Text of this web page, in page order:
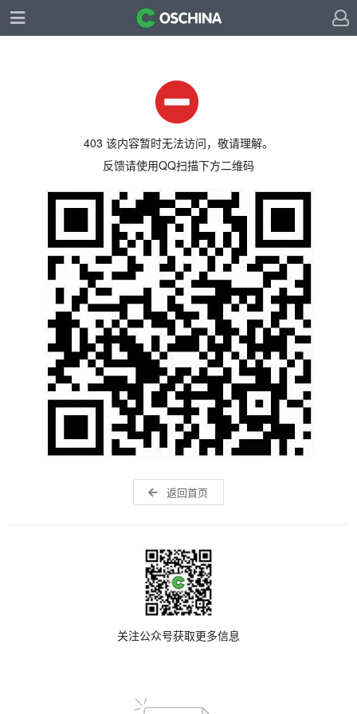
403 该内容暂时无法访问，敬请理解。
反馈请使用QQ扫描下方二维码
返回首页
关注公众号获取更多信息